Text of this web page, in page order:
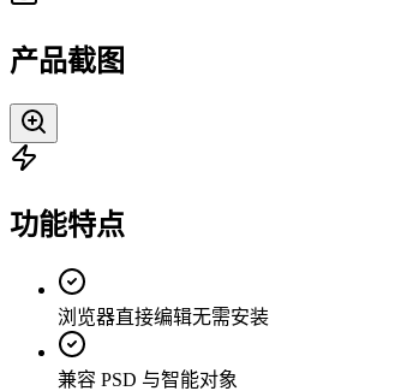
产品截图
功能特点
浏览器直接编辑无需安装
兼容 PSD 与智能对象